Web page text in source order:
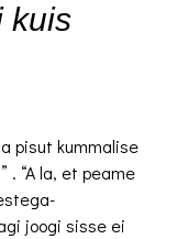
kuis
pisut kummalise
. “A la, et peame
joogi sisse ei